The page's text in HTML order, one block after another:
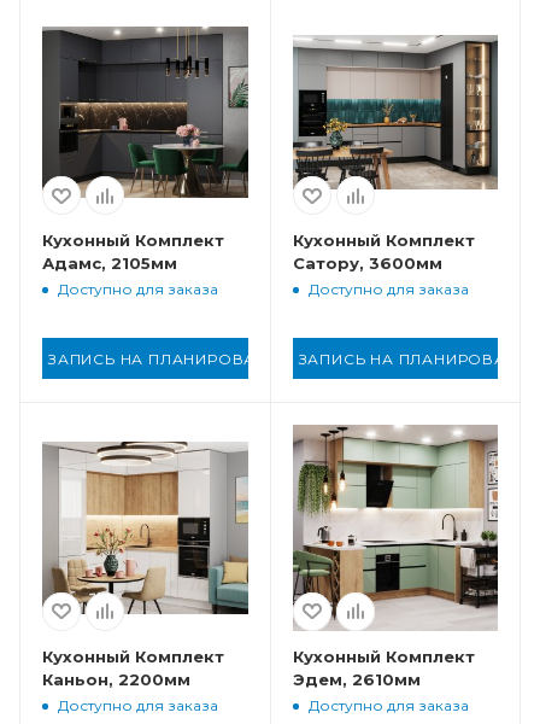
Кухонный Комплект
Адамс, 2105мм
Доступно для заказа
ЗАПИСЬ НА ПЛАНИРОВАНИЕ
Кухонный Комплект
Сатору, 3600мм
Доступно для заказа
ЗАПИСЬ НА ПЛАНИРОВАНИЕ
Кухонный Комплект
Каньон, 2200мм
Доступно для заказа
Кухонный Комплект
Эдем, 2610мм
Доступно для заказа